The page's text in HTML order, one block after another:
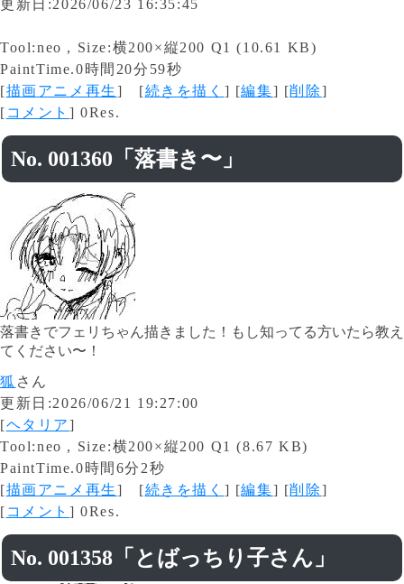
更新日:2026/06/23 16:35:45
Tool:neo , Size:横200×縦200 Q1 (10.61 KB)
PaintTime.0時間20分59秒
[描画アニメ再生] [続きを描く ] [編集] [削除]
[ コメント] 0Res.
No. 001360「落書き〜」
落書きでフェリちゃん描きました！もし知ってる方いたら教え
てください〜！
狐 さん
更新日:2026/06/21 19:27:00
[ヘタリア]
Tool:neo , Size:横200×縦200 Q1 (8.67 KB)
PaintTime.0時間6分2秒
[描画アニメ再生] [続きを描く ] [編集] [削除]
[ コメント] 0Res.
No. 001358「とばっちり子さん」